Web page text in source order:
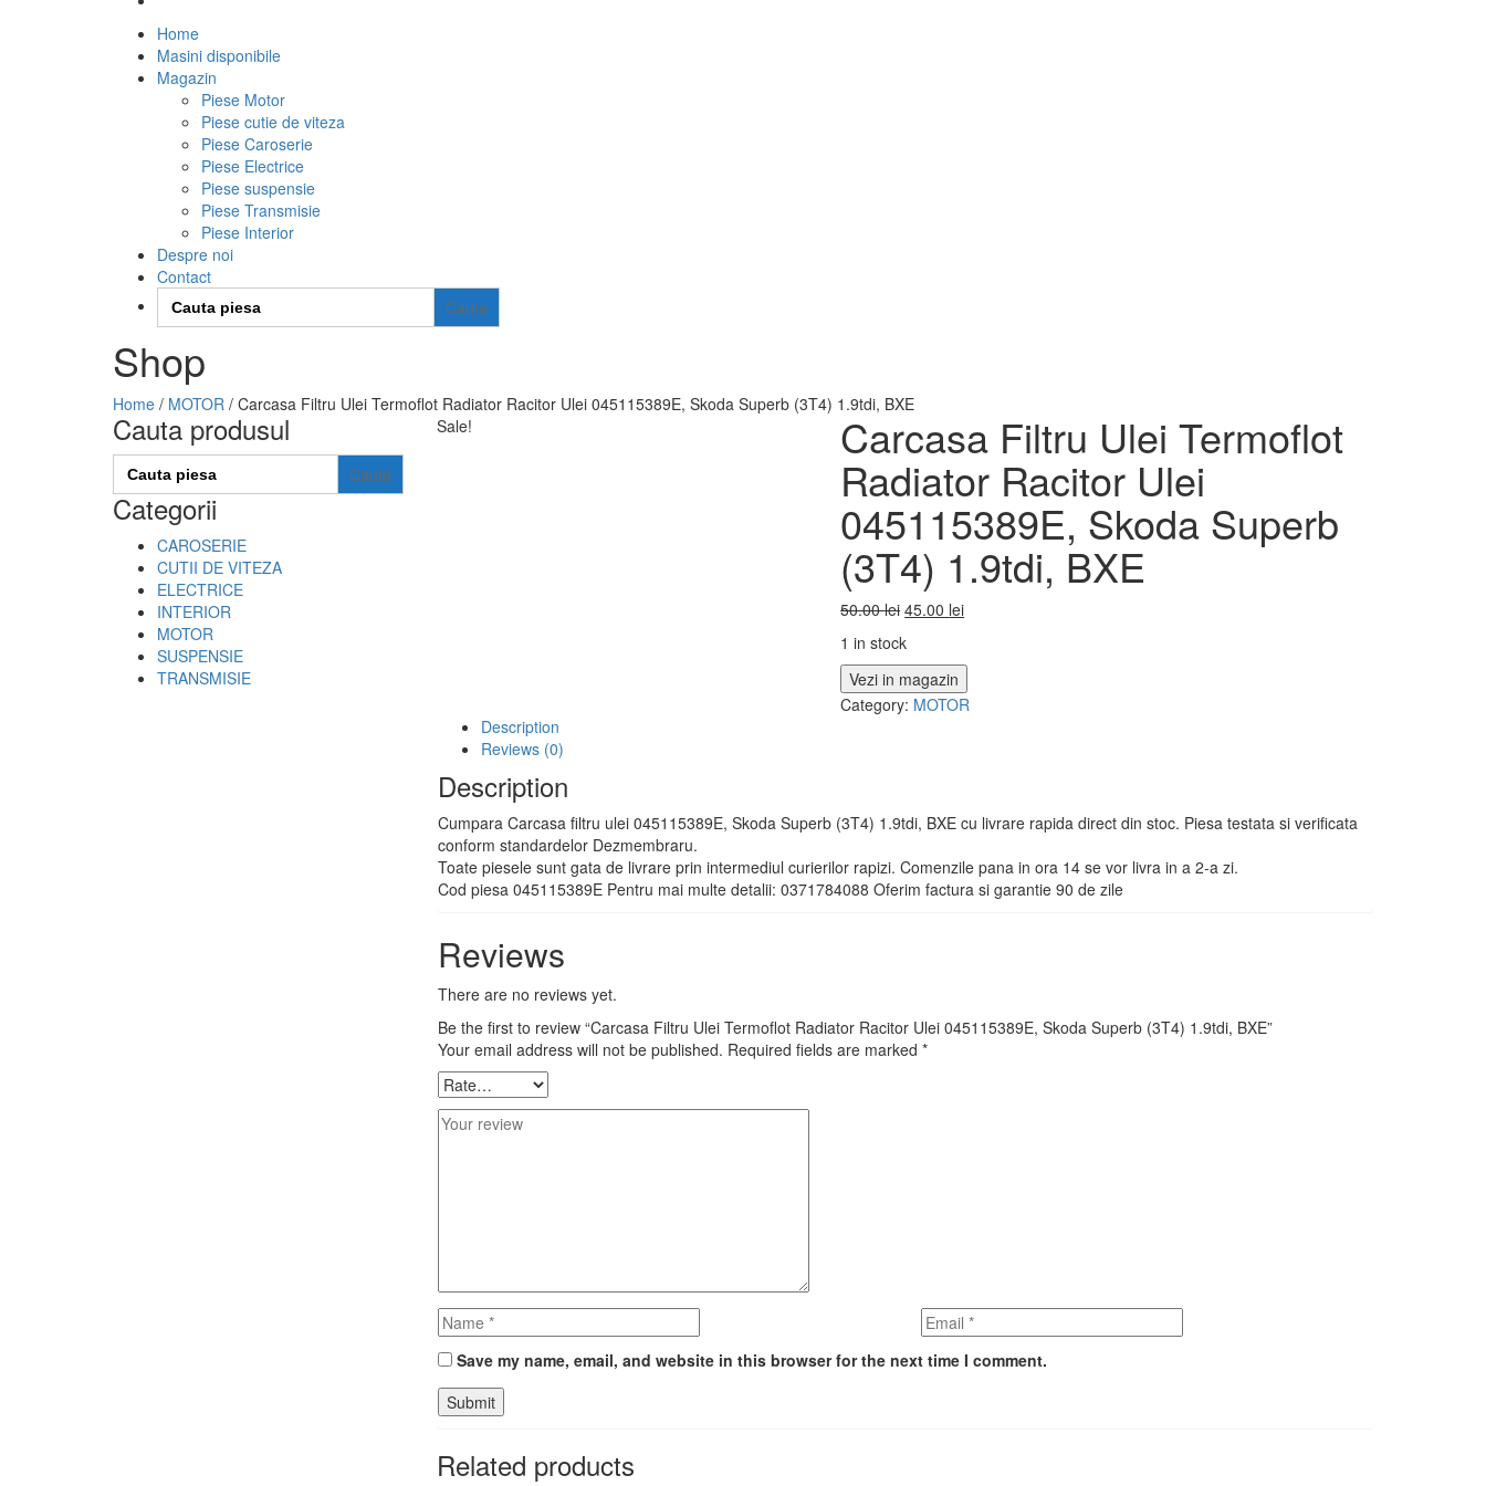
Home
Masini disponibile
Magazin
Piese Motor
Piese cutie de viteza
Piese Caroserie
Piese Electrice
Piese suspensie
Piese Transmisie
Piese Interior
Despre noi
Contact
Search
for:
Shop
Home / MOTOR / Carcasa Filtru Ulei Termoflot Radiator Racitor Ulei 045115389E, Skoda Superb (3T4) 1.9tdi, BXE
Sale!
Carcasa Filtru Ulei Termoflot
Radiator Racitor Ulei
045115389E, Skoda Superb
(3T4) 1.9tdi, BXE
50.00lei 45.00 lei
1 in stock
Vezi in magazin
Category: MOTOR
Description
Reviews (0)
Description
Cumpara Carcasa filtru ulei 045115389E, Skoda Superb (3T4) 1.9tdi, BXE cu livrare rapida direct din stoc. Piesa testata si verificata
conform standardelor Dezmembraru.
Toate piesele sunt gata de livrare prin intermediul curierilor rapizi. Comenzile pana in ora 14 se vor livra in a 2-a zi.
Cod piesa 045115389E Pentru mai multe detalii: 0371784088 Oferim factura si garantie 90 de zile
Reviews
There are no reviews yet.
Be the first to review “Carcasa Filtru Ulei Termoflot Radiator Racitor Ulei 045115389E, Skoda Superb (3T4) 1.9tdi, BXE”
Your email address will not be published. Required fields are marked *
Save my name, email, and website in this browser for the next time I comment.
Related products
Cauta produsul
Search
for:
Categorii
CAROSERIE
CUTII DE VITEZA
ELECTRICE
INTERIOR
MOTOR
SUSPENSIE
TRANSMISIE